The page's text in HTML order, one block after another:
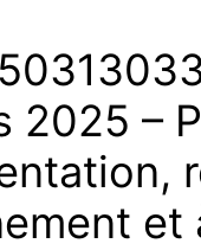
2025 –
et